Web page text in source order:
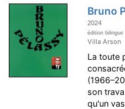
Bruno
2024
édition
Villa Arson
La toute
son
qu'un